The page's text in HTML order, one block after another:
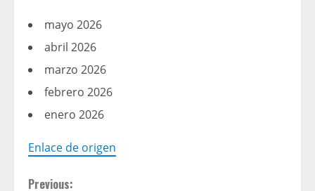
mayo 2026
abril 2026
marzo 2026
febrero 2026
enero 2026
Enlace de origen
Previous: